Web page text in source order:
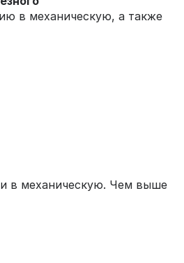
в механическую, а также
в механическую. Чем выше